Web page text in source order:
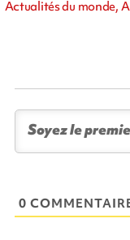
Actualités du monde,
0